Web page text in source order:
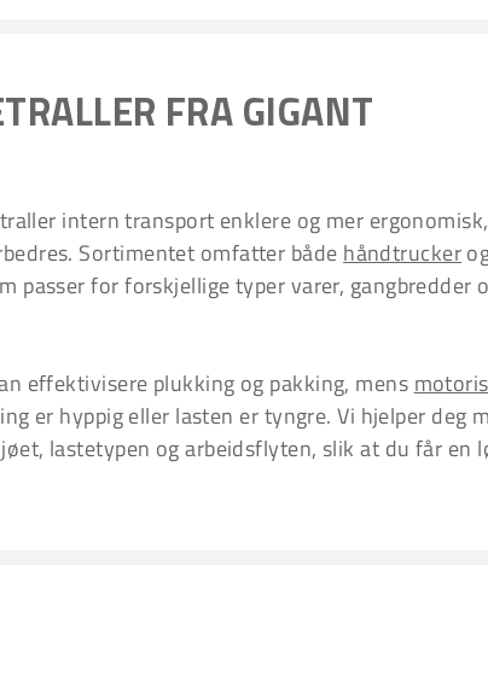
FRA GIGANT
intern transport enklere og mer ergonomisk,
Sortimentet omfatter både håndtrucker
passer for forskjellige typer varer, gangbredder
effektivisere plukking og pakking, mens
er hyppig eller lasten er tyngre. Vi hjelper deg
lastetypen og arbeidsflyten, slik at du får en